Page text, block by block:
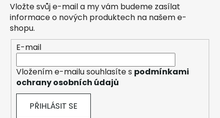
Vložte svůj e-mail a my vám budeme zasílat
informace o nových produktech na našem e-
shopu.
E-mail
Vložením e-mailu souhlasíte s podmínkami
ochrany osobních údajů
PŘIHLÁSIT SE